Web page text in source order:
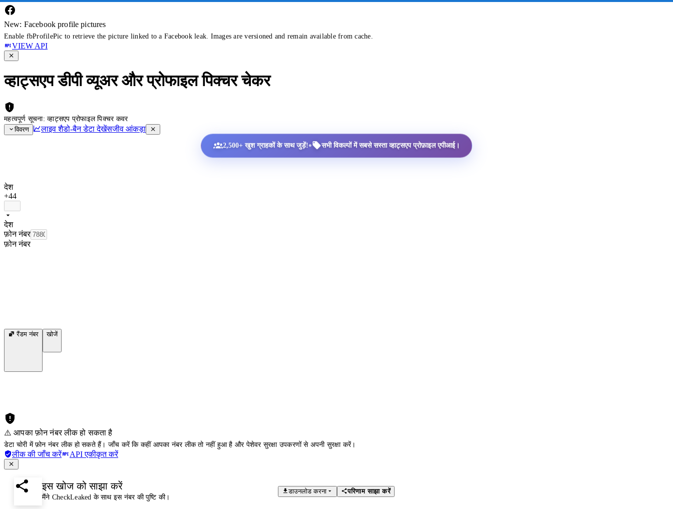
New: Facebook profile pictures
Enable fbProfilePic to retrieve the picture linked to a Facebook leak. Images are versioned and remain available from cache.
VIEW API
व्हाट्सएप डीपी व्यूअर और प्रोफाइल पिक्चर चेकर
महत्वपूर्ण सूचना: व्हाट्सएप प्रोफाइल पिक्चर कवर
विवरण
लाइव शैडो-बैन डेटा देखेंसजीव आंकड़ा
2,500+ खुश ग्राहकों के साथ जुड़ें!• सभी विकल्पों में सबसे सस्ता व्हाट्सएप प्रोफ़ाइल एपीआई।
देश
+44
देश
फ़ोन नंबर
फ़ोन नंबर
रैंडम नंबर खोजें
⚠️ आपका फ़ोन नंबर लीक हो सकता है
डेटा चोरी में फ़ोन नंबर लीक हो सकते हैं। जाँच करें कि कहीं आपका नंबर लीक तो नहीं हुआ है और पेशेवर सुरक्षा उपकरणों से अपनी सुरक्षा करें।
लीक की जाँच करें API एकीकृत करें
इस खोज को साझा करें
मैंने CheckLeaked के साथ इस नंबर की पुष्टि की।
डाउनलोड करना परिणाम साझा करें